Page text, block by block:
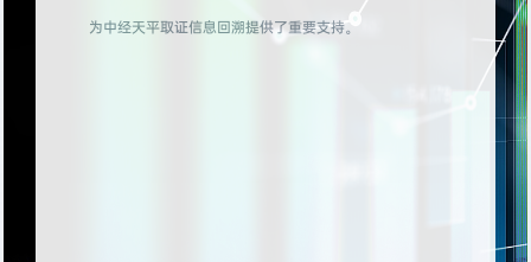
为中经天平取证信息回溯提供了重要支持。